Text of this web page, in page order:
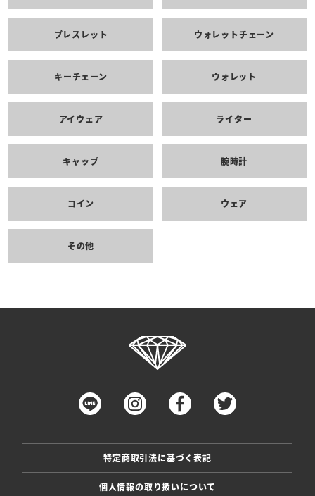
ブレスレット ウォレットチェーン
キーチェーン ウォレット
アイウェア ライター
キャップ 腕時計
コイン ウェア
その他
特定商取引法に基づく表記
個人情報の取り扱いについて